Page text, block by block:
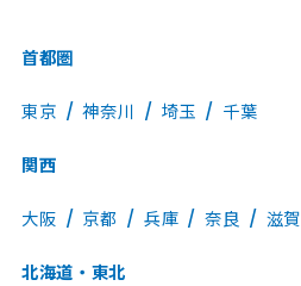
首都圏
東京 神奈川 埼玉 千葉
関西
大阪 京都 兵庫 奈良 滋賀
北海道・東北